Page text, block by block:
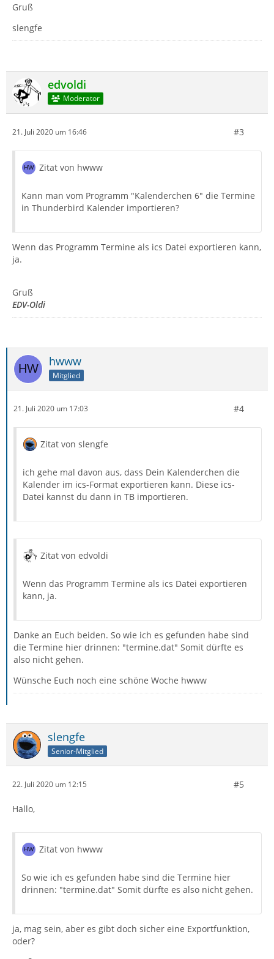
Gruß
slengfe
edvoldi
Moderator
21. Juli 2020 um 16:46 #3
Zitat von hwww
Kann man vom Programm "Kalenderchen 6" die Termine
in Thunderbird Kalender importieren?
Wenn das Programm Termine als ics Datei exportieren kann,
ja.
Gruß
EDV-Oldi
hwww
Mitglied
21. Juli 2020 um 17:03 #4
Zitat von slengfe
ich gehe mal davon aus, dass Dein Kalenderchen die
Kalender im ics-Format exportieren kann. Diese ics-
Datei kannst du dann in TB importieren.
Zitat von edvoldi
Wenn das Programm Termine als ics Datei exportieren
kann, ja.
Danke an Euch beiden. So wie ich es gefunden habe sind
die Termine hier drinnen: "termine.dat" Somit dürfte es
also nicht gehen.
Wünsche Euch noch eine schöne Woche hwww
slengfe
Senior-Mitglied
22. Juli 2020 um 12:15 #5
Hallo,
Zitat von hwww
So wie ich es gefunden habe sind die Termine hier
drinnen: "termine.dat" Somit dürfte es also nicht gehen.
ja, mag sein, aber es gibt doch sicher eine Exportfunktion,
oder?